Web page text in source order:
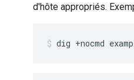
d'hôte appropriés.
dig +nocmd